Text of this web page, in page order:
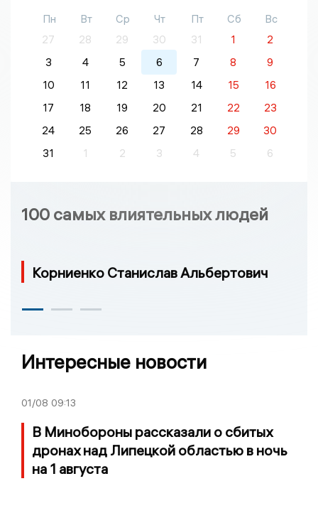
Пн Вт Ср Чт Пт Сб
Вс
27
28 29 30 31 1
2
3
4 5 6 7 8
9
10
11 12 13 14 15
16
17
18 19 20 21 22
23
24
25 26 27 28 29
30
31
1 2 3 4 5 6
100 самых влиятельных людей
Корниенко Станислав Альбертович
Интересные новости
01/08 09:13
В Минобороны рассказали о сбитых
дронах над Липецкой областью в ночь
на 1 августа